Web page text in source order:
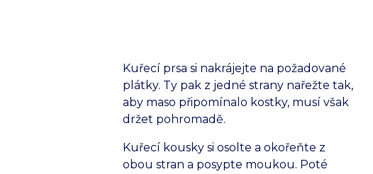
Kuřecí prsa si nakrájejte na požadované
plátky. Ty pak z jedné strany nařežte tak,
aby maso připomínalo kostky, musí však
držet pohromadě.
Kuřecí kousky si osolte a okořeňte z
obou stran a posypte moukou. Poté